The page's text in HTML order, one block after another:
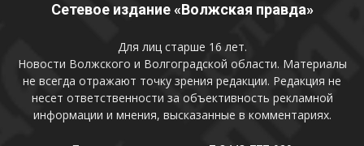
Сетевое издание «Волжская правда»
Для лиц старше 16 лет.
Новости Волжского и Волгоградской области. Материалы
не всегда отражают точку зрения редакции. Редакция не
несет ответственности за объективность рекламной
информации и мнения, высказанные в комментариях.